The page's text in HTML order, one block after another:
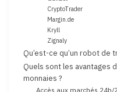
CryptoTrader
Margin.de
Kryll
Zignaly
Qu’est-ce qu’un robot de
Quels sont les avantages
monnaies ?
Accès aux marchés 24h/